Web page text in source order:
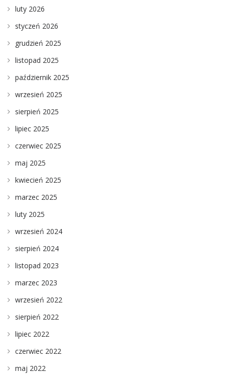
luty 2026
styczeń 2026
grudzień 2025
listopad 2025
październik 2025
wrzesień 2025
sierpień 2025
lipiec 2025
czerwiec 2025
maj 2025
kwiecień 2025
marzec 2025
luty 2025
wrzesień 2024
sierpień 2024
listopad 2023
marzec 2023
wrzesień 2022
sierpień 2022
lipiec 2022
czerwiec 2022
maj 2022